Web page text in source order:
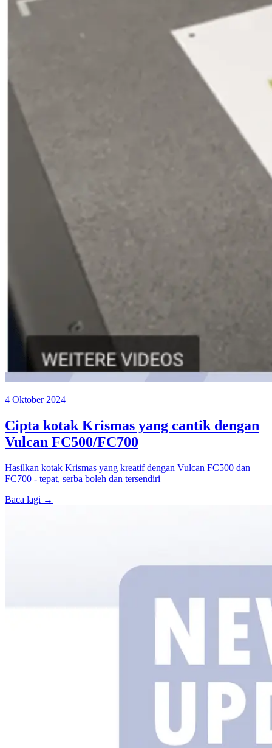
4 Oktober 2024
Cipta kotak Krismas yang cantik dengan
Vulcan FC500/FC700
Hasilkan kotak Krismas yang kreatif dengan Vulcan FC500 dan
FC700 - tepat, serba boleh dan tersendiri
Baca lagi →